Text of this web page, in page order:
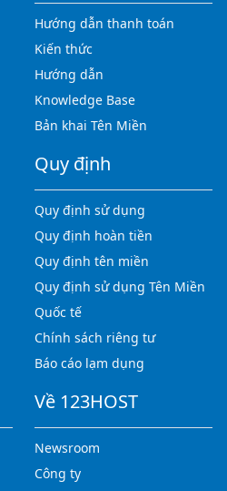
Hướng dẫn thanh toán
Kiến thức
Hướng dẫn
Knowledge Base
Bản khai Tên Miền
Quy định
Quy định sử dụng
Quy định hoàn tiền
Quy định tên miền
Quy định sử dụng Tên Miền
Quốc tế
Chính sách riêng tư
Báo cáo lạm dụng
Về 123HOST
Newsroom
Công ty